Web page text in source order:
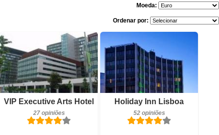
Moeda:
Ordenar por:
VIP Executive Arts Hotel
27 opiniões
27 opiniões
Detalhes
Reservar
Holiday Inn Lisboa
52 opiniões
52 opiniões
Detalhes
Reservar